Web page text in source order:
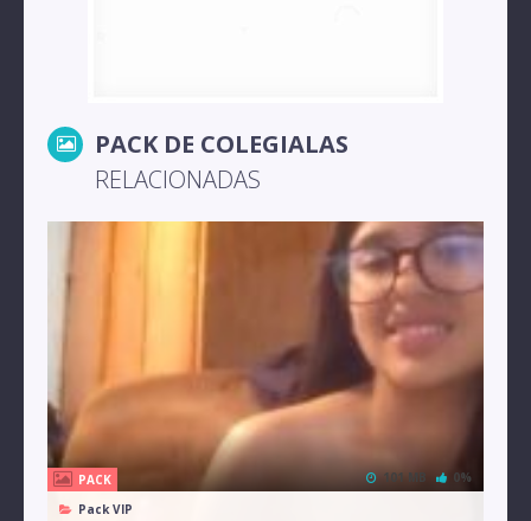
PACK DE COLEGIALAS
RELACIONADAS
PACK
Pack VIP
101 MB 0%